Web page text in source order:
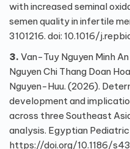
with increased seminal
semen quality in infertile
3101216. doi: 10.1016/
3. Van-Tuy Nguyen Minh
Nguyen Chi Thang Doan
Nguyen-Huu. (2026).
development and
across three Southeast
analysis. Egyptian
https://doi.org/10.1186/